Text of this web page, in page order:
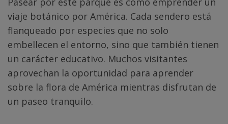
viaje botánico por América. Cada sendero está
flanqueado por especies que no solo
embellecen el entorno, sino que también tienen
un carácter educativo. Muchos visitantes
aprovechan la oportunidad para aprender
sobre la flora de América mientras disfrutan de
un paseo tranquilo.